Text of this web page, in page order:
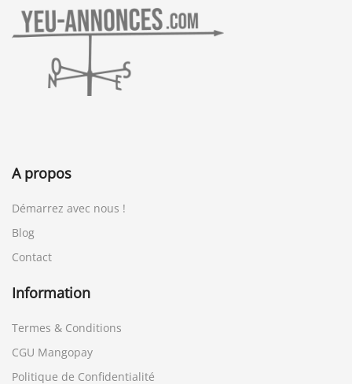
A propos
Démarrez avec nous !
Blog
Contact
Information
Termes & Conditions
CGU Mangopay
Politique de Confidentialité